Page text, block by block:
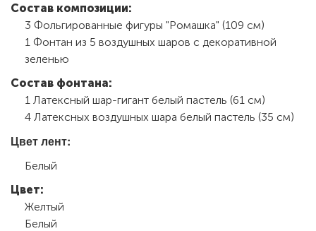
Состав композиции:
3 Фольгированные фигуры "Ромашка" (109 см)
1 Фонтан из 5 воздушных шаров с декоративной
зеленью
Состав фонтана:
1 Латексный шар-гигант белый пастель (61 см)
4 Латексных воздушных шара белый пастель (35 см)
Цвет лент:
Белый
Цвет:
Желтый
Белый